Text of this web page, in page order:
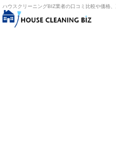
ハウスクリーニングBIZ業者の口コミ比較や価格